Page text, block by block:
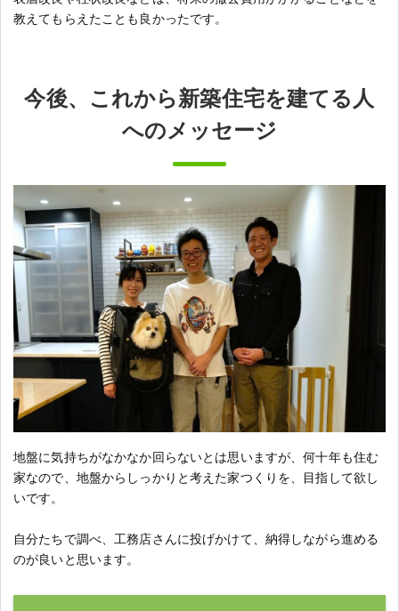
教えてもらえたことも良かったです。
今後、これから新築住宅を建てる人
へのメッセージ
地盤に気持ちがなかなか回らないとは思いますが、何十年も住む
家なので、地盤からしっかりと考えた家つくりを、目指して欲し
いです。
自分たちで調べ、工務店さんに投げかけて、納得しながら進める
のが良いと思います。